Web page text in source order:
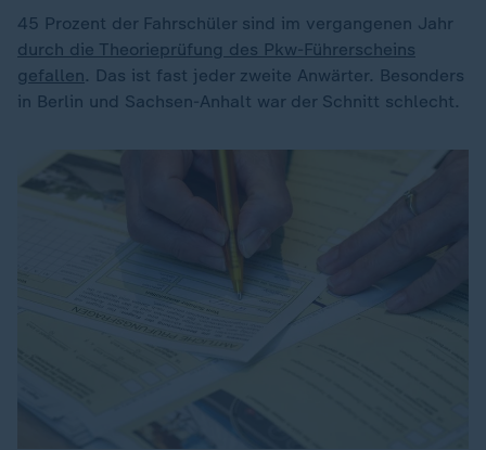
45 Prozent der Fahrschüler sind im vergangenen Jahr
durch die Theorieprüfung des Pkw-Führerscheins
gefallen. Das ist fast jeder zweite Anwärter. Besonders
in Berlin und Sachsen-Anhalt war der Schnitt schlecht.